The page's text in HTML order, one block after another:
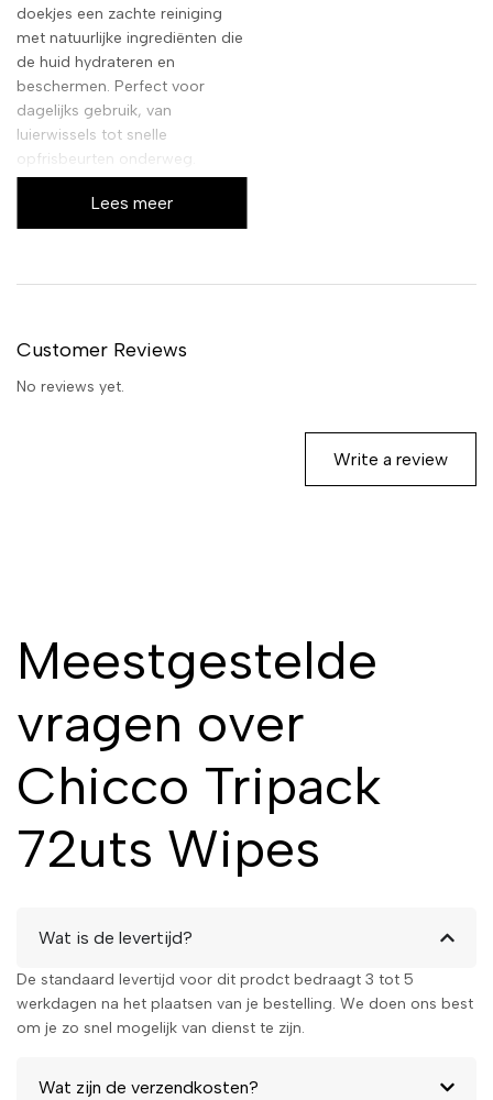
doekjes een zachte reiniging
met natuurlijke ingrediënten die
de huid hydrateren en
beschermen. Perfect voor
dagelijks gebruik, van
luierwissels tot snelle
opfrisbeurten onderweg.
Lees meer
Customer Reviews
No reviews yet.
Write a review
Meestgestelde
vragen over
Chicco Tripack
72uts Wipes
Wat is de levertijd?
De standaard levertijd voor dit prodct bedraagt 3 tot 5
werkdagen na het plaatsen van je bestelling. We doen ons best
om je zo snel mogelijk van dienst te zijn.
Wat zijn de verzendkosten?